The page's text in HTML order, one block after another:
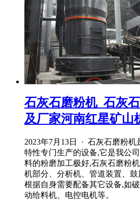
石灰石磨粉机_石灰
及厂家河南红星矿山
2023年7月13日 · 石灰石磨粉
特性专门生产的设备,它是我公
料的粉磨加工极好,石灰石磨粉
机部分、分析机、管道装置、
根据自身需要配备其它设备,如
动给料机、电控电机等。